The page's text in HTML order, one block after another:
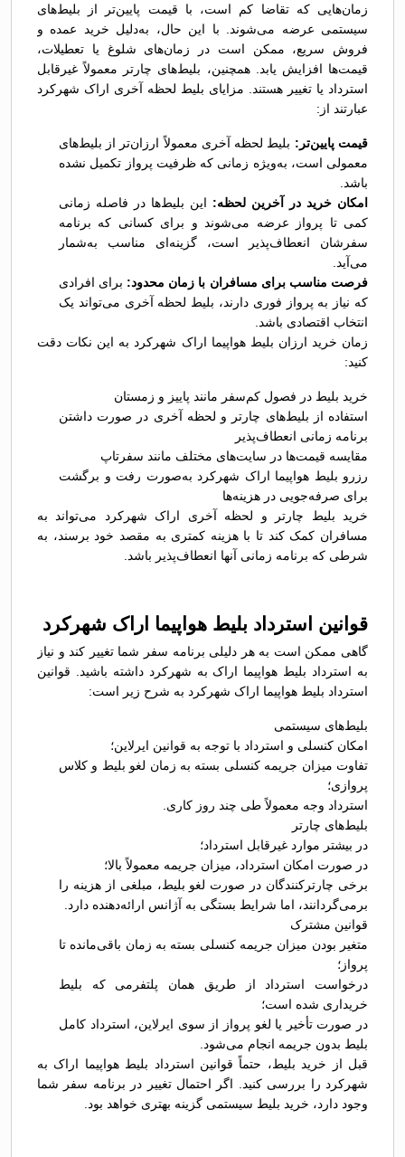
زمان‌هایی که تقاضا کم است، با قیمت پایین‌تر از بلیط‌های
سیستمی عرضه می‌شوند. با این حال، به‌دلیل خرید عمده و
فروش سریع، ممکن است در زمان‌های شلوغ یا تعطیلات،
قیمت‌ها افزایش یابد. همچنین، بلیط‌های چارتر معمولاً غیرقابل
استرداد یا تغییر هستند. مزایای بلیط لحظه آخری اراک شهرکرد
عبارتند از:
قیمت پایین‌تر: بلیط لحظه آخری معمولاً ارزان‌تر از بلیط‌های
معمولی است، به‌ویژه زمانی که ظرفیت پرواز تکمیل نشده
باشد.
امکان خرید در آخرین لحظه: این بلیط‌ها در فاصله زمانی
کمی تا پرواز عرضه می‌شوند و برای کسانی که برنامه
سفرشان انعطاف‌پذیر است، گزینه‌ای مناسب به‌شمار
می‌آید.
فرصت مناسب برای مسافران با زمان محدود: برای افرادی
که نیاز به پرواز فوری دارند، بلیط لحظه آخری می‌تواند یک
انتخاب اقتصادی باشد.
زمان خرید ارزان بلیط هواپیما اراک شهرکرد به این نکات دقت
کنید:
خرید بلیط در فصول کم‌سفر مانند پاییز و زمستان
استفاده از بلیط‌های چارتر و لحظه آخری در صورت داشتن
برنامه زمانی انعطاف‌پذیر
مقایسه قیمت‌ها در سایت‌های مختلف مانند سفرتاپ
رزرو بلیط هواپیما اراک شهرکرد به‌صورت رفت و برگشت
برای صرفه‌جویی در هزینه‌ها
خرید بلیط چارتر و لحظه آخری اراک شهرکرد می‌تواند به
مسافران کمک کند تا با هزینه کمتری به مقصد خود برسند، به
شرطی که برنامه زمانی آنها انعطاف‌پذیر باشد.
قوانین استرداد بلیط هواپیما اراک شهرکرد
گاهی ممکن است به هر دلیلی برنامه سفر شما تغییر کند و نیاز
به استرداد بلیط هواپیما اراک به شهرکرد داشته باشید. قوانین
استرداد بلیط هواپیما اراک شهرکرد به شرح زیر است:
بلیط‌های سیستمی
امکان کنسلی و استرداد با توجه به قوانین ایرلاین؛
تفاوت میزان جریمه کنسلی بسته به زمان لغو بلیط و کلاس
پروازی؛
استرداد وجه معمولاً طی چند روز کاری.
بلیط‌های چارتر
در بیشتر موارد غیرقابل استرداد؛
در صورت امکان استرداد، میزان جریمه معمولاً بالا؛
برخی چارترکنندگان در صورت لغو بلیط، مبلغی از هزینه را
برمی‌گردانند، اما شرایط بستگی به آژانس ارائه‌دهنده دارد.
قوانین مشترک
متغیر بودن میزان جریمه کنسلی بسته به زمان باقی‌مانده تا
پرواز؛
درخواست استرداد از طریق همان پلتفرمی که بلیط
خریداری شده است؛
در صورت تأخیر یا لغو پرواز از سوی ایرلاین، استرداد کامل
بلیط بدون جریمه انجام می‌شود.
قبل از خرید بلیط، حتماً قوانین استرداد بلیط هواپیما اراک به
شهرکرد را بررسی کنید. اگر احتمال تغییر در برنامه سفر شما
وجود دارد، خرید بلیط سیستمی گزینه بهتری خواهد بود.